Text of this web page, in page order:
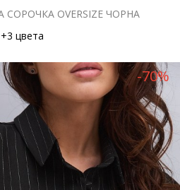
OVERSIZE ЧОРНА
+3 цвета
-70%